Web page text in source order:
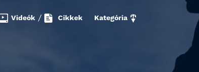
Videók / Cikkek Kategória